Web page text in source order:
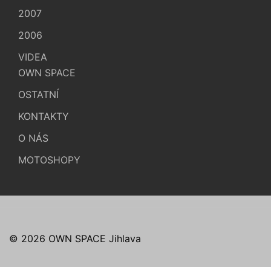
2007
2006
VIDEA
OWN SPACE
OSTATNÍ
KONTAKTY
O NÁS
MOTOSHOPY
© 2026 OWN SPACE Jihlava